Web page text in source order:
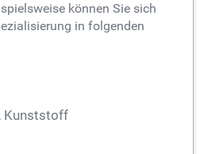
können Sie sich
in folgenden
Kunststoff